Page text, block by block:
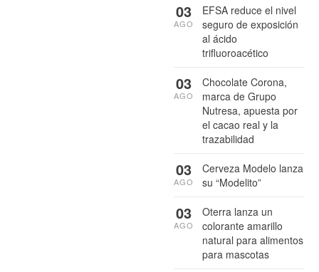
EFSA reduce el nivel
seguro de exposición
al ácido
trifluoroacético
03
AGO
Chocolate Corona,
marca de Grupo
Nutresa, apuesta por
el cacao real y la
trazabilidad
03
AGO
Cerveza Modelo lanza
su “Modelito”
03
AGO
Oterra lanza un
colorante amarillo
natural para alimentos
para mascotas
03
AGO